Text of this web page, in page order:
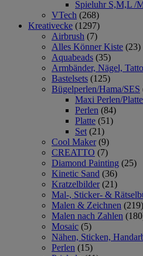
Spieluhr S,M,L /
VTech (268)
Kreativecke (1297)
Airbrush (7)
Alles Könner Kiste (23)
Aquabeads (35)
Armbänder, Nägel,
Bastelsets (125)
Bügelperlen/Hama/SES
Maxi Perlen/
Perlen (84)
Platte (51)
Set (21)
Cool Maker (9)
CREATTO (7)
Diamond Painting (25)
Kinetic Sand (36)
Kratzelbilder (21)
Mal-, Sticker- &
Malen & Zeichnen (219)
Malen nach Zahlen
Mosaic (5)
Nähen, Sticken,
Perlen (15)